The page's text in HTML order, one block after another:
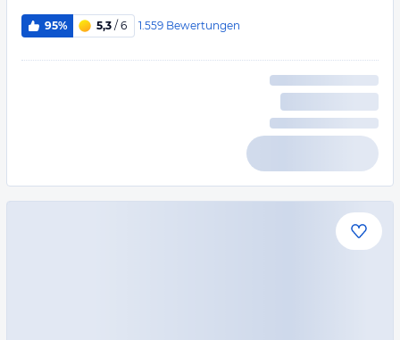
95% 5,3 / 6 1.559 Bewertungen